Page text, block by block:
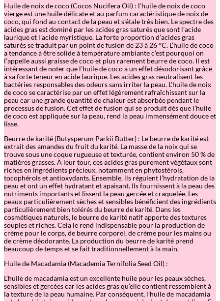
o
t
e
Huile de noix de coco (Cocos Nucifera Oil) : l’huile de noix de coco
vierge est une huile délicate et au parfum caractéristique de noix de
coco, qui fond au contact de la peau et s’étale très bien. Le spectre des
acides gras est dominé par les acides gras saturés que sont l’acide
laurique et l’acide myristique. La forte proportion d’acides gras
saturés se traduit par un point de fusion de 23 à 26 °C. L’huile de coco
a tendance à être solide à température ambiante c’est pourquoi on
l’appelle aussi graisse de coco et plus rarement beurre de coco. Il est
intéressant de noter que l’huile de coco a un effet désodorisant grâce
à sa forte teneur en acide laurique. Les acides gras neutralisent les
bactéries responsables des odeurs sans irriter la peau. L’huile de noix
de coco se caractérise par un effet légèrement rafraîchissant sur la
peau car une grande quantité de chaleur est absorbée pendant le
processus de fusion. Cet effet de fusion qui se produit dès que l’huile
de coco est appliquée sur la peau, rend la peau immensément douce et
lisse.
Beurre de karité (Butysperum Parkii Butter) : Le beurre de karité est
extrait des amandes du fruit du karité. La masse de la noix qui se
trouve sous une coque rugueuse et texturée, contient environ 50 % de
matières grasses. À leur tour, ces acides gras purement végétaux sont
riches en ingrédients précieux, notamment en phytostérols,
tocophérols et antioxydants. Ensemble, ils régulent l’hydratation de la
peau et ont un effet hydratant et apaisant. Ils fournissent à la peau des
nutriments importants et lissent la peau gercée et craquelée. Les
peaux particulièrement sèches et sensibles bénéficient des ingrédients
particulièrement bien tolérés du beurre de karité. Dans les
cosmétiques naturels, le beurre de karité natif apporte des textures
souples et riches. Cela le rend indispensable pour la production de
crème pour le corps, de beurre corporel, de crème pour les mains ou
de crème déodorante. La production du beurre de karité prend
beaucoup de temps et se fait traditionnellement à la main.
Huile de Macadamia (Macademia Ternifolia Seed Oil) :
L’huile de macadamia est un excellente huile pour les peaux sèches,
sensibles et gercées car les acides gras qu’elle contient ressemblent à
la texture de la peau humaine. Par conséquent, l’huile de macadamia